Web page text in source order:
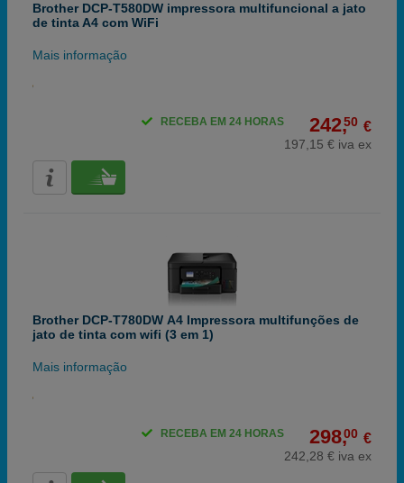
Brother DCP-T580DW impressora multifuncional a jato
de tinta A4 com WiFi
Mais informação
242,50 €
197,15 € iva ex
RECEBA EM 24 HORAS
Brother DCP-T780DW A4 Impressora multifunções de
jato de tinta com wifi (3 em 1)
Mais informação
298,00 €
242,28 € iva ex
RECEBA EM 24 HORAS